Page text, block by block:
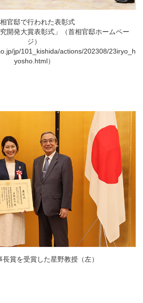
官邸で行われた表彰式
開発大賞表彰式」（首相官邸ホームペー
ジ）
jp/101_kishida/actions/202308/23iryo_h
yosho.html）
長賞を受賞した星野教授（左）